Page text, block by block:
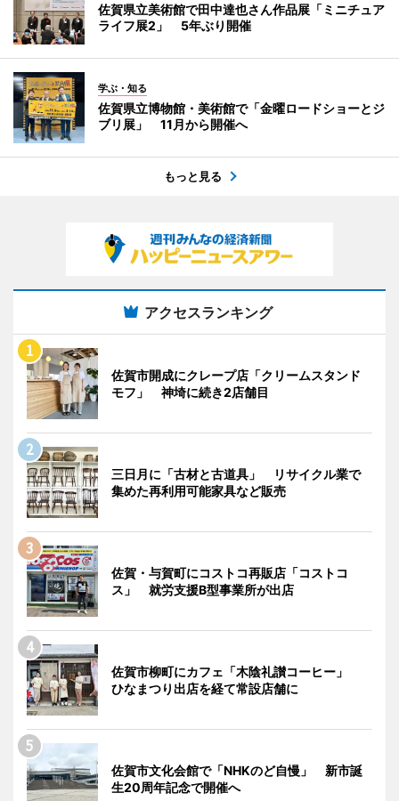
佐賀県立美術館で田中達也さん作品展「ミニチュア
ライフ展2」 5年ぶり開催
学ぶ・知る
佐賀県立博物館・美術館で「金曜ロードショーとジ
ブリ展」 11月から開催へ
もっと見る
アクセスランキング
佐賀市開成にクレープ店「クリームスタンド
モフ」 神埼に続き2店舗目
三日月に「古材と古道具」 リサイクル業で
集めた再利用可能家具など販売
佐賀・与賀町にコストコ再販店「コストコ
ス」 就労支援B型事業所が出店
佐賀市柳町にカフェ「木陰礼讃コーヒー」
ひなまつり出店を経て常設店舗に
佐賀市文化会館で「NHKのど自慢」 新市誕
生20周年記念で開催へ